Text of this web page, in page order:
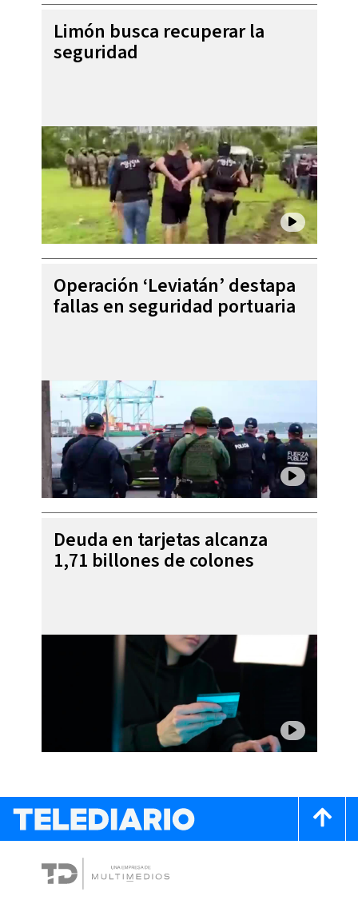
Limón busca recuperar la
seguridad
Operación ‘Leviatán’ destapa
fallas en seguridad portuaria
Deuda en tarjetas alcanza
1,71 billones de colones